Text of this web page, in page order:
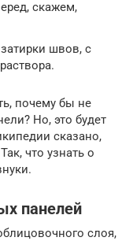
скажем,
швов, с
почему бы не
Но, это будет
сказано,
что узнать о
панелей
слоя,